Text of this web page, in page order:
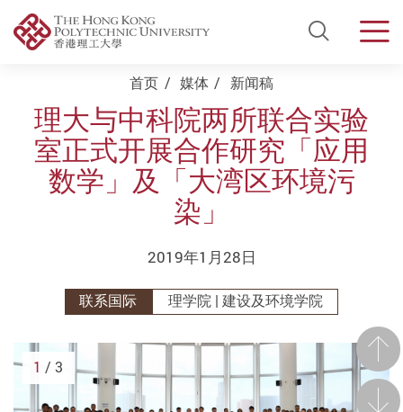
Open
Start main content首页 媒体 新闻稿
理大与中科院两所联合实验
室正式开展合作研究「应用
数学」及「大湾区环境污
染」
2019年1月28日
联系国际 理学院 | 建设及环境学院
前
后一
1 / 3